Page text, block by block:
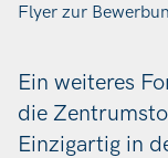
Flyer zur
Ein weiteres
die
Einzigartig in